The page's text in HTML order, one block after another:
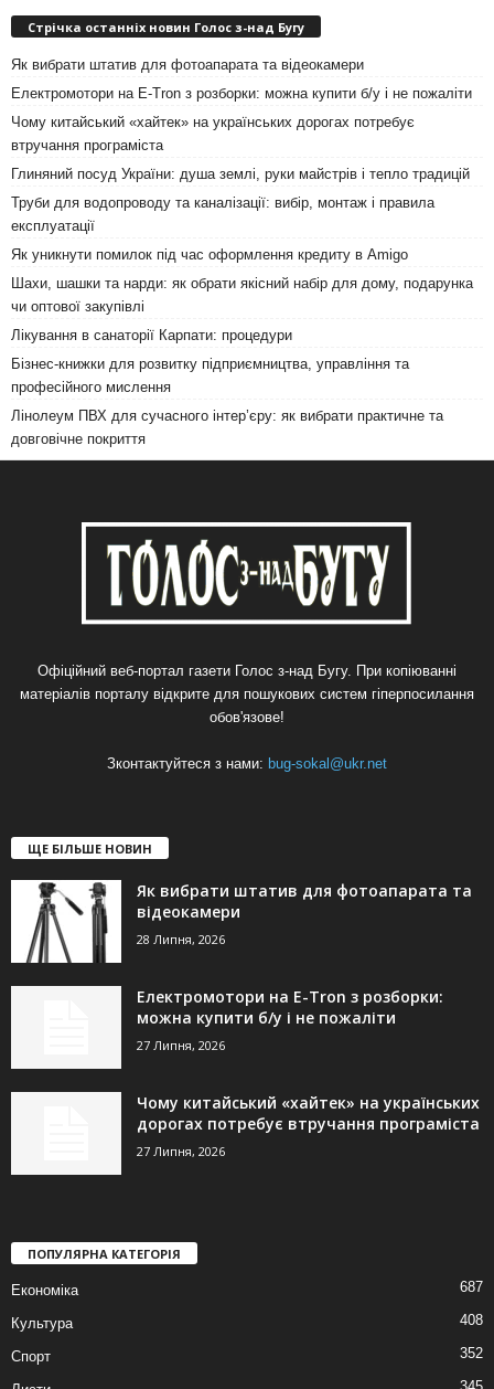
Стрічка останніх новин Голос з-над Бугу
Як вибрати штатив для фотоапарата та відеокамери
Електромотори на E-Tron з розборки: можна купити б/у і не пожаліти
Чому китайський «хайтек» на українських дорогах потребує
втручання програміста
Глиняний посуд України: душа землі, руки майстрів і тепло традицій
Труби для водопроводу та каналізації: вибір, монтаж і правила
експлуатації
Як уникнути помилок під час оформлення кредиту в Amigo
Шахи, шашки та нарди: як обрати якісний набір для дому, подарунка
чи оптової закупівлі
Лікування в санаторії Карпати: процедури
Бізнес-книжки для розвитку підприємництва, управління та
професійного мислення
Лінолеум ПВХ для сучасного інтер’єру: як вибрати практичне та
довговічне покриття
Офіційний веб-портал газети Голос з-над Бугу. При копіюванні
матеріалів порталу відкрите для пошукових систем гіперпосилання
обов'язове!
Зконтактуйтеся з нами: bug-sokal@ukr.net
ЩЕ БІЛЬШЕ НОВИН
Як вибрати штатив для фотоапарата та
відеокамери
28 Липня, 2026
Електромотори на E-Tron з розборки:
можна купити б/у і не пожаліти
27 Липня, 2026
Чому китайський «хайтек» на українських
дорогах потребує втручання програміста
27 Липня, 2026
ПОПУЛЯРНА КАТЕГОРІЯ
Економіка 687
Культура 408
Спорт 352